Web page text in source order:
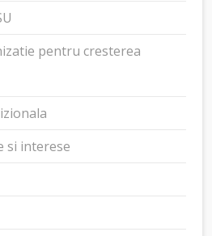
pentru cresterea
si interese